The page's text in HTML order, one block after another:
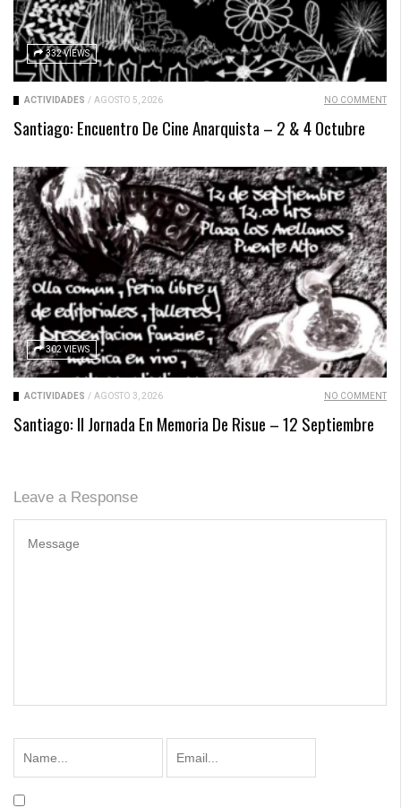
332 VIEWS
ACTIVIDADES / AGOSTO 5, 2026 NO COMMENT
Santiago: Encuentro De Cine Anarquista – 2 & 4 Octubre
302 VIEWS
ACTIVIDADES / AGOSTO 3, 2026 NO COMMENT
Santiago: II Jornada En Memoria De Risue – 12 Septiembre
Leave a Response